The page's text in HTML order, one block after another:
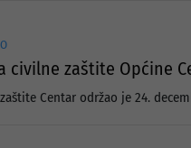
civilne zaštite Općine
Centar održao je 24.